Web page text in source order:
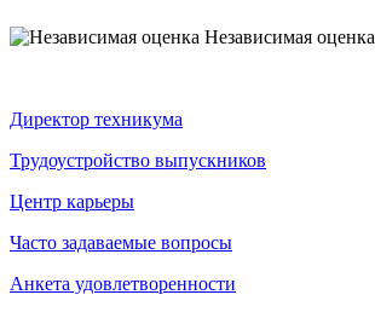
Независимая оценка
Директор техникума
Трудоустройство выпускников
Центр карьеры
Часто задаваемые вопросы
Анкета удовлетворенности